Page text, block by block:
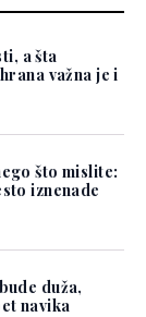
a šta
važna je i
što mislite:
iznenade
duža,
navika